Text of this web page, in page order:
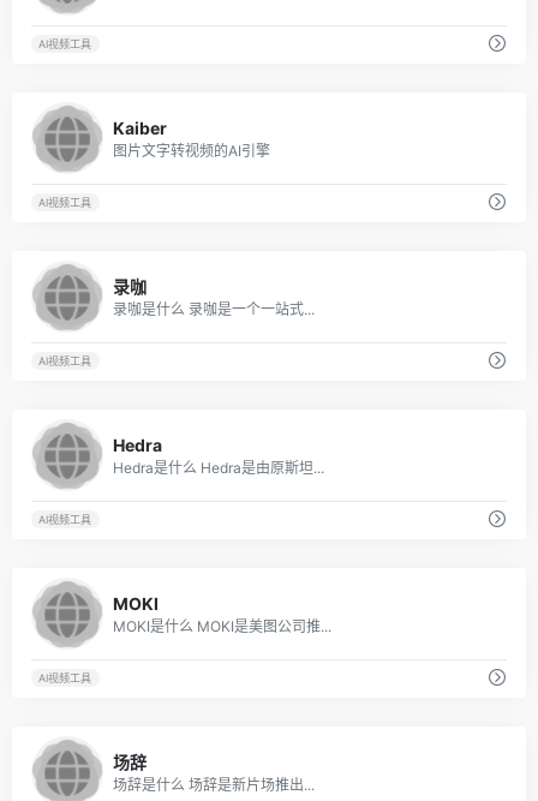
AI视频工具
Kaiber
图片文字转视频的AI引擎
AI视频工具
录咖
录咖是什么 录咖是一个一站式...
AI视频工具
Hedra
Hedra是什么 Hedra是由原斯坦...
AI视频工具
MOKI
MOKI是什么 MOKI是美图公司推...
AI视频工具
场辞
场辞是什么 场辞是新片场推出...